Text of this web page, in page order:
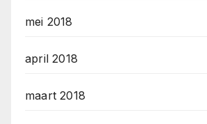
mei 2018
april 2018
maart 2018